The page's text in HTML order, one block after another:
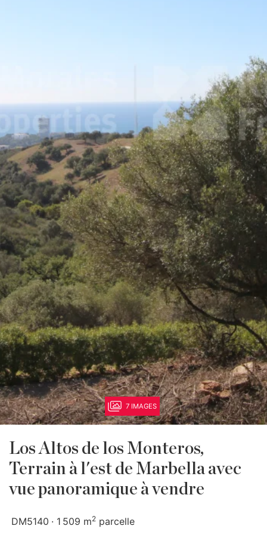
7 IMAGES
Los Altos de los Monteros,
Terrain à l'est de Marbella avec
vue panoramique à vendre
DM5140 1 509 m2 parcelle